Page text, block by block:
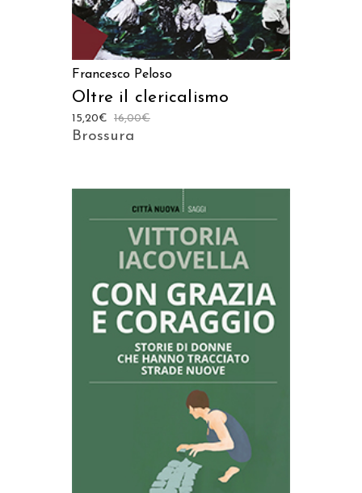
Francesco Peloso
Oltre il clericalismo
16,00€
15,20€
Brossura
AGGIUNGI AL CARRELLO